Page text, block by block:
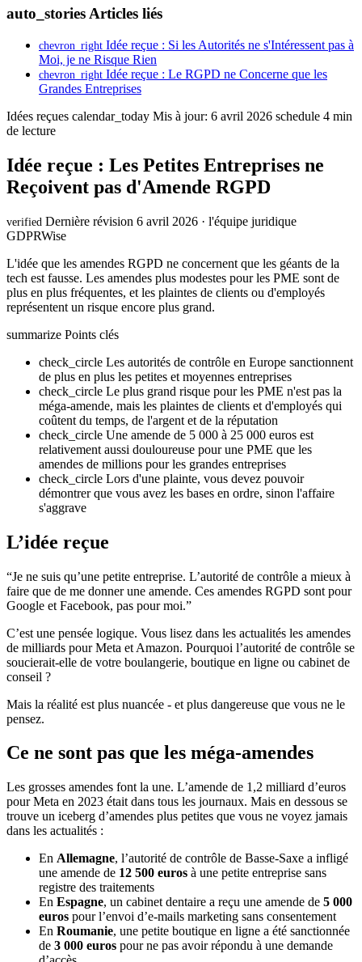
auto_stories Articles liés
chevron_right Idée reçue : Si les Autorités ne s'Intéressent pas à
Moi, je ne Risque Rien
chevron_right Idée reçue : Le RGPD ne Concerne que les
Grandes Entreprises
Idées reçues calendar_today Mis à jour: 6 avril 2026 schedule 4 min
de lecture
Idée reçue : Les Petites Entreprises ne
Reçoivent pas d'Amende RGPD
verified Dernière révision 6 avril 2026 · l'équipe juridique
GDPRWise
L'idée que les amendes RGPD ne concernent que les géants de la
tech est fausse. Les amendes plus modestes pour les PME sont de
plus en plus fréquentes, et les plaintes de clients ou d'employés
représentent un risque encore plus grand.
summarize Points clés
check_circle Les autorités de contrôle en Europe sanctionnent
de plus en plus les petites et moyennes entreprises
check_circle Le plus grand risque pour les PME n'est pas la
méga-amende, mais les plaintes de clients et d'employés qui
coûtent du temps, de l'argent et de la réputation
check_circle Une amende de 5 000 à 25 000 euros est
relativement aussi douloureuse pour une PME que les
amendes de millions pour les grandes entreprises
check_circle Lors d'une plainte, vous devez pouvoir
démontrer que vous avez les bases en ordre, sinon l'affaire
s'aggrave
L’idée reçue
“Je ne suis qu’une petite entreprise. L’autorité de contrôle a mieux à
faire que de me donner une amende. Ces amendes RGPD sont pour
Google et Facebook, pas pour moi.”
C’est une pensée logique. Vous lisez dans les actualités les amendes
de milliards pour Meta et Amazon. Pourquoi l’autorité de contrôle se
soucierait-elle de votre boulangerie, boutique en ligne ou cabinet de
conseil ?
Mais la réalité est plus nuancée - et plus dangereuse que vous ne le
pensez.
Ce ne sont pas que les méga-amendes
Les grosses amendes font la une. L’amende de 1,2 milliard d’euros
pour Meta en 2023 était dans tous les journaux. Mais en dessous se
trouve un iceberg d’amendes plus petites que vous ne voyez jamais
dans les actualités :
En Allemagne, l’autorité de contrôle de Basse-Saxe a infligé
une amende de 12 500 euros à une petite entreprise sans
registre des traitements
En Espagne, un cabinet dentaire a reçu une amende de 5 000
euros pour l’envoi d’e-mails marketing sans consentement
En Roumanie, une petite boutique en ligne a été sanctionnée
de 3 000 euros pour ne pas avoir répondu à une demande